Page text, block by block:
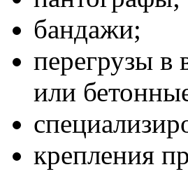
бандажи;
перегрузы в
или
крепления